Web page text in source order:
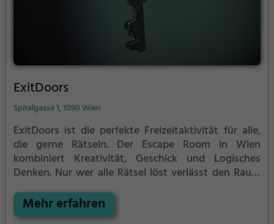
ExitDoors
Spitalgasse 1, 1090 Wien
ExitDoors ist die perfekte Freizeitaktivität für alle,
die gerne Rätseln. Der Escape Room in Wien
kombiniert Kreativität, Geschick und Logisches
Denken. Nur wer alle Rätsel löst verlässt den Raum
gewinnen. Im Escape Room ist für Einzelkämpfer
kein Platz. Nur wer als Gruppe zusammenarbeitet
Mehr erfahren